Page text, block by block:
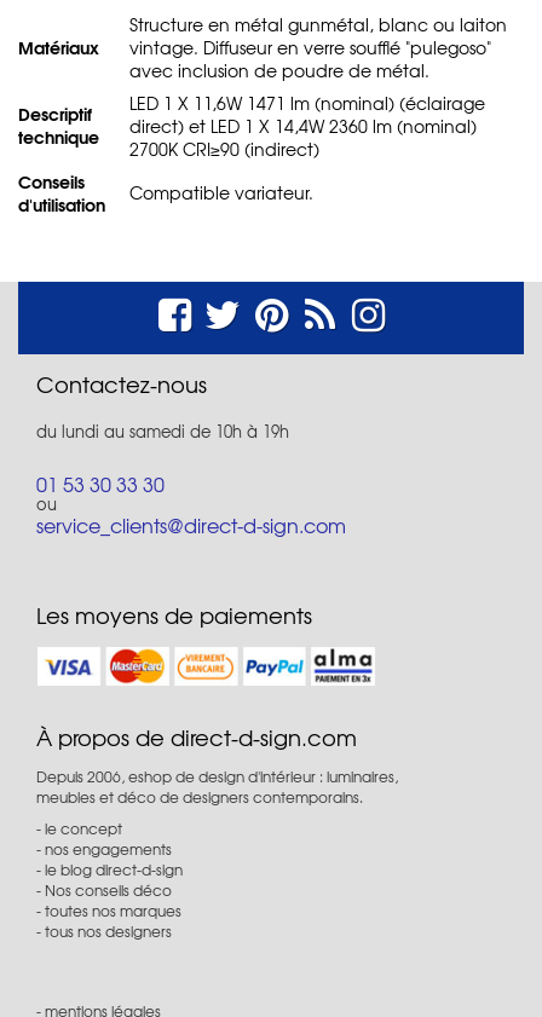
Matériaux
Structure en métal gunmétal, blanc ou laiton
vintage. Diffuseur en verre soufflé "pulegoso"
avec inclusion de poudre de métal.
Descriptif
technique
LED 1 X 11,6W 1471 lm (nominal) (éclairage
direct) et LED 1 X 14,4W 2360 lm (nominal)
2700K CRI≥90 (indirect)
Conseils
d'utilisation
Compatible variateur.
Contactez-nous
du lundi au samedi de 10h à 19h
01 53 30 33 30
ou
service_clients@direct-d-sign.com
Les moyens de paiements
À propos de direct-d-sign.com
Depuis 2006, eshop de design d'intérieur : luminaires,
meubles et déco de designers contemporains.
le concept
nos engagements
le blog direct-d-sign
Nos conseils déco
toutes nos marques
tous nos designers
mentions légales